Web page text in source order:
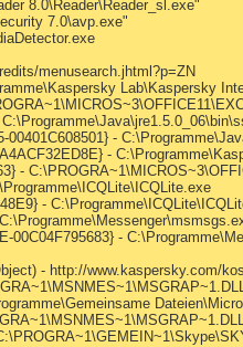
8.0\Reader\Reader_sl.exe"
7.0\avp.exe"
menusearch.jhtml?p=ZN
Lab\Kaspersky
-
-
-
-
00C04F795683} -
- http://www.kaspersky.com/